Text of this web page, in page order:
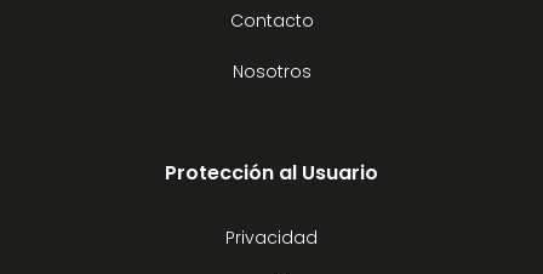
Contacto
Nosotros
Protección al Usuario
Privacidad